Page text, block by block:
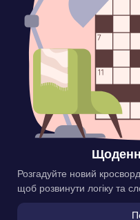
Розгадуйте новий
щоб розвинути логіку та